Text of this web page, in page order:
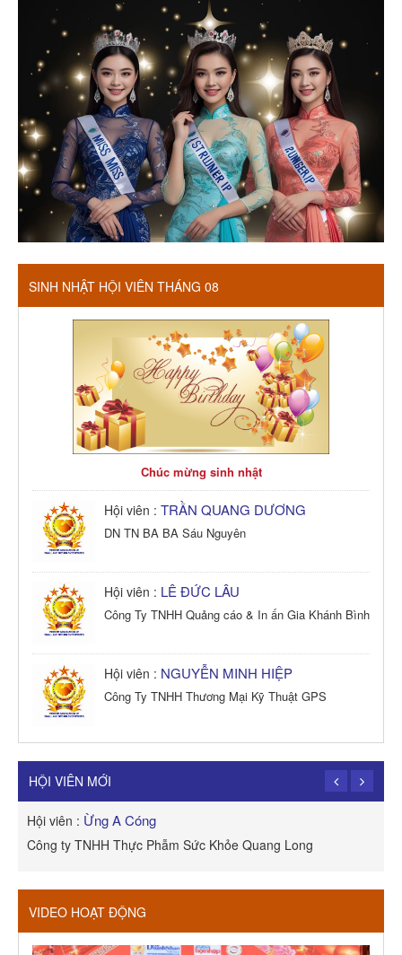
SINH NHẬT HỘI VIÊN THÁNG 08
Chúc mừng sinh nhật
Hội viên : TRẦN QUANG DƯƠNG
DN TN BA BA Sáu Nguyên
Hội viên : LÊ ĐỨC LÂU
Công Ty TNHH Quảng cáo & In ấn Gia Khánh Bình
Hội viên : NGUYỄN MINH HIỆP
Công Ty TNHH Thương Mại Kỹ Thuật GPS
Công Ty TNHH Dịch vụ Cuộc Sống Hạnh Phúc
HỘI VIÊN MỚI
Hội viên : Ừng A Cóng
Công ty TNHH Thực Phẫm Sức Khỏe Quang Long
VIDEO HOẠT ĐỘNG